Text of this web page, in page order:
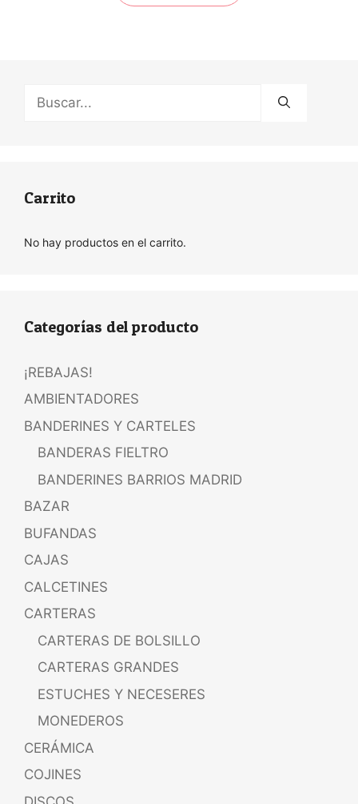
Carrito
No hay productos en el carrito.
Categorías del producto
¡REBAJAS!
AMBIENTADORES
BANDERINES Y CARTELES
BANDERAS FIELTRO
BANDERINES BARRIOS MADRID
BAZAR
BUFANDAS
CAJAS
CALCETINES
CARTERAS
CARTERAS DE BOLSILLO
CARTERAS GRANDES
ESTUCHES Y NECESERES
MONEDEROS
CERÁMICA
COJINES